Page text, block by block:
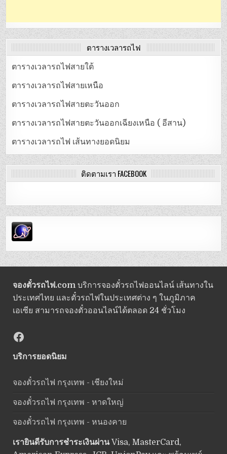
ตารางเวลารถไฟ
ตารางเวลารถไฟสายใต้
ตารางเวลารถไฟสายเหนือ
ตารางเวลารถไฟสายตะวันออก
ตารางเวลารถไฟสายตะวันออกเฉียงเหนือ ( อีสาน)
ตารางเวลารถไฟ เส้นทางยอดนิยม
ติดตามเรา FACEBOOK
จองตั๋วรถไฟ.comบริการจองตั๋วรถไฟออนไลน์ เส้นทางใน
ประเทศไทย และตั๋วรถไฟในประเทศต่าง ๆ ในภูมิภาค
เอเซีย สามารถจองตั๋วออนไลน์ได้ตลอด 24 ชั่วโมง
Facebook
บริการยอดนิยม
จองตั๋วรถไฟ กรุงเทพ - เชียงใหม่
จองตั๋วรถไฟ กรุงเทพ - หาดใหญ่
จองตั๋วรถไฟ กรุงเทพ - หนองคาย
เรายินดีรับการชำระเงินผ่านVisa, MasterCard,